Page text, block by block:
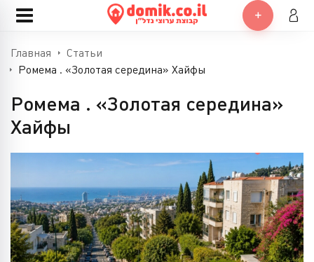
Главная
Статьи
Ромема . «Золотая середина» Хайфы
Ромема . «Золотая середина»
Хайфы